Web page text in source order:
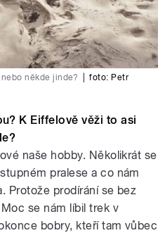
někde jinde? foto:Petr
K Eiffelově věži to asi
naše hobby. Několikrát se
pralese a co nám
Protože prodírání se bez
se nám líbil trek v
bobry, kteří tam vůbec